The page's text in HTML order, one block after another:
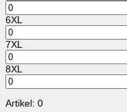
6XL
7XL
8XL
Artikel: 0